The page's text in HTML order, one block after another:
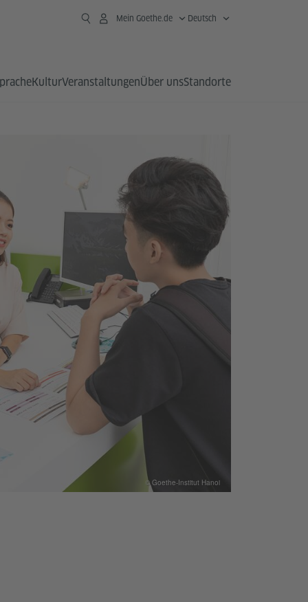
Mein Goethe.de Deutsch
KulturVeranstaltungenÜber unsStandorte
© Goethe-Institut Hanoi